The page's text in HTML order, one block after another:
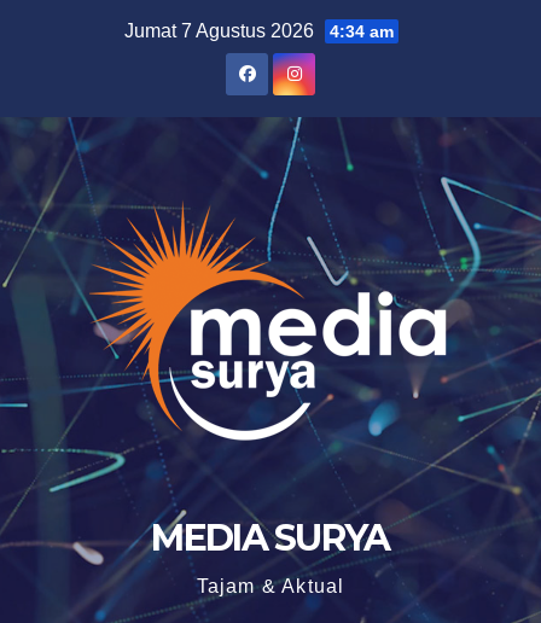
Jumat 7 Agustus 2026 4:34 am
MEDIA SURYA
Tajam & Aktual